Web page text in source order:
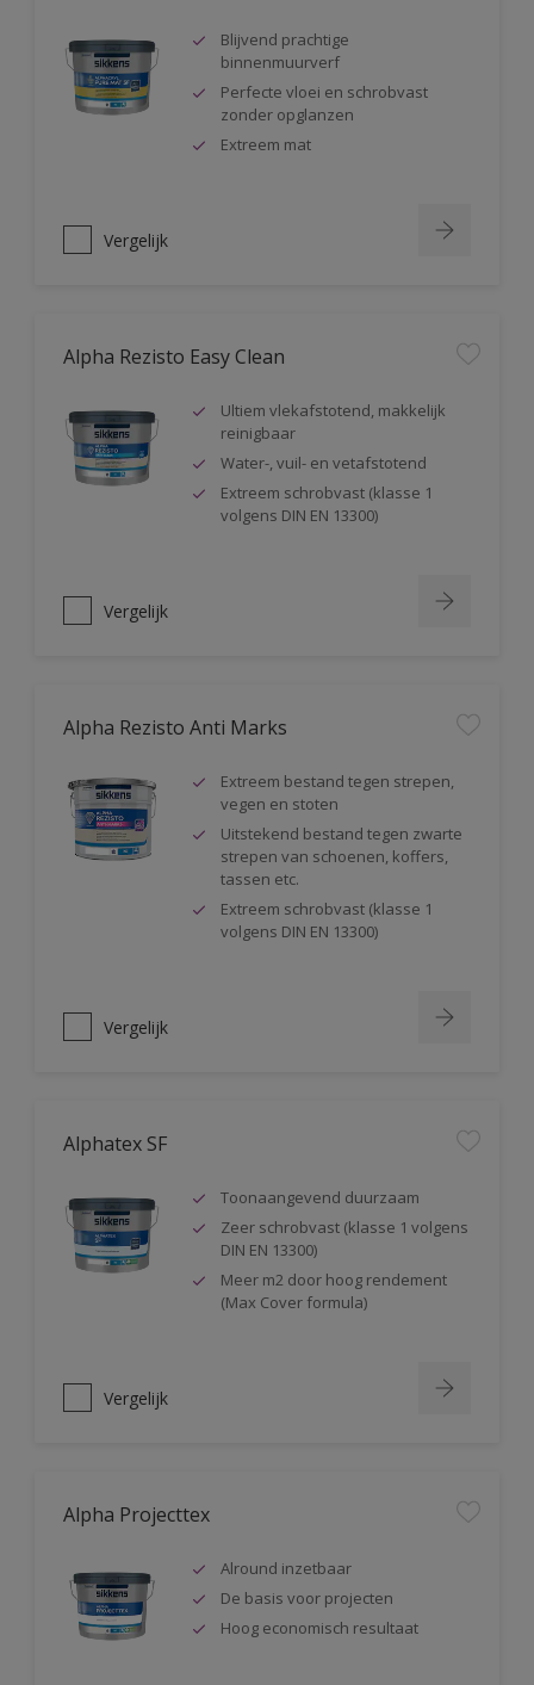
Blijvend prachtige
binnenmuurverf
Perfecte vloei en schrobvast
zonder opglanzen
Extreem mat
Vergelijk
Alpha Rezisto Easy Clean
Ultiem vlekafstotend, makkelijk
reinigbaar
Water-, vuil- en vetafstotend
Extreem schrobvast (klasse 1
volgens DIN EN 13300)
Vergelijk
Alpha Rezisto Anti Marks
Extreem bestand tegen strepen,
vegen en stoten
Uitstekend bestand tegen zwarte
strepen van schoenen, koffers,
tassen etc.
Extreem schrobvast (klasse 1
volgens DIN EN 13300)
Vergelijk
Alphatex SF
Toonaangevend duurzaam
Zeer schrobvast (klasse 1 volgens
DIN EN 13300)
Meer m2 door hoog rendement
(Max Cover formula)
Vergelijk
Alpha Projecttex
Alround inzetbaar
De basis voor projecten
Hoog economisch resultaat